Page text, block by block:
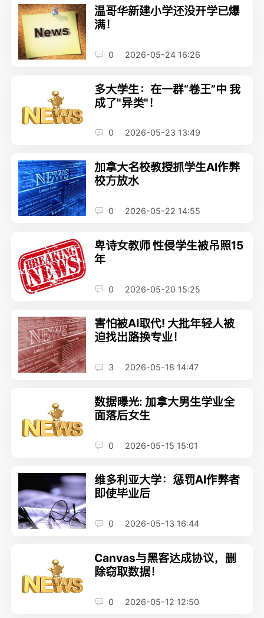
温哥华新建小学还没开学已爆
满！
0 2026-05-24 16:26
多大学生：在一群“卷王”中 我
成了"异类"！
0 2026-05-23 13:49
加拿大名校教授抓学生AI作弊
校方放水
0 2026-05-22 14:55
卑诗女教师 性侵学生被吊照15
年
0 2026-05-20 15:25
害怕被AI取代! 大批年轻人被
迫找出路换专业！
3 2026-05-18 14:47
数据曝光: 加拿大男生学业全
面落后女生
0 2026-05-15 15:01
维多利亚大学：惩罚AI作弊者
即使毕业后
0 2026-05-13 16:44
Canvas与黑客达成协议，删
除窃取数据！
0 2026-05-12 12:50